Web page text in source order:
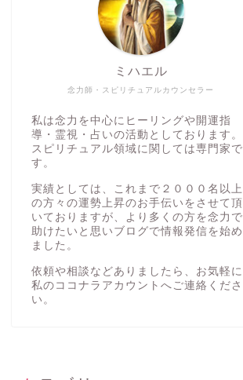
念力師・スピリチュアルカウンセラー
ミハエル
私は念力を中心にヒーリングや開運指
導・霊視・占いの活動としております。
スピリチュアル領域に関しては専門家で
す。
実績としては、これまで２０００名以上
の方々の運勢上昇のお手伝いをさせて頂
いておりますが、より多くの方を念力で
助けたいと思いブログで情報発信を始め
ました。
依頼や相談などありましたら、お気軽に
私の ココナラアカウント へご連絡くださ
い。